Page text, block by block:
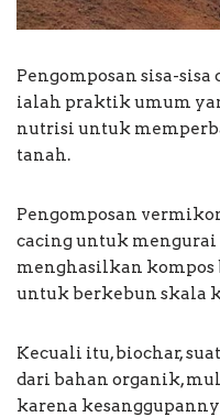
Pengomposan sisa-
ialah praktik umum
nutrisi untuk
tanah.
Pengomposan
cacing untuk mengurai
menghasilkan
untuk berkebun skala
Kecuali itu, biochar,
dari bahan organik,
karena